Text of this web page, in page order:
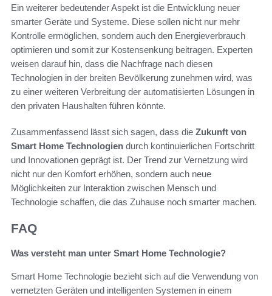
Ein weiterer bedeutender Aspekt ist die Entwicklung neuer
smarter Geräte und Systeme. Diese sollen nicht nur mehr
Kontrolle ermöglichen, sondern auch den Energieverbrauch
optimieren und somit zur Kostensenkung beitragen. Experten
weisen darauf hin, dass die Nachfrage nach diesen
Technologien in der breiten Bevölkerung zunehmen wird, was
zu einer weiteren Verbreitung der automatisierten Lösungen in
den privaten Haushalten führen könnte.
Zusammenfassend lässt sich sagen, dass die Zukunft von
Smart Home Technologien durch kontinuierlichen Fortschritt
und Innovationen geprägt ist. Der Trend zur Vernetzung wird
nicht nur den Komfort erhöhen, sondern auch neue
Möglichkeiten zur Interaktion zwischen Mensch und
Technologie schaffen, die das Zuhause noch smarter machen.
FAQ
Was versteht man unter Smart Home Technologie?
Smart Home Technologie bezieht sich auf die Verwendung von
vernetzten Geräten und intelligenten Systemen in einem